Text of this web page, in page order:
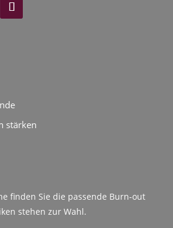
stärken
finden Sie die passende Burn-out
stehen zur Wahl.